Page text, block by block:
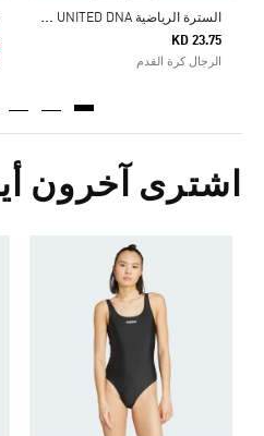
ا
لسترة الرياضية MANCHESTER UNITED DNA
KD 23.75
الرجال كرة القدم
اشترى آخرون